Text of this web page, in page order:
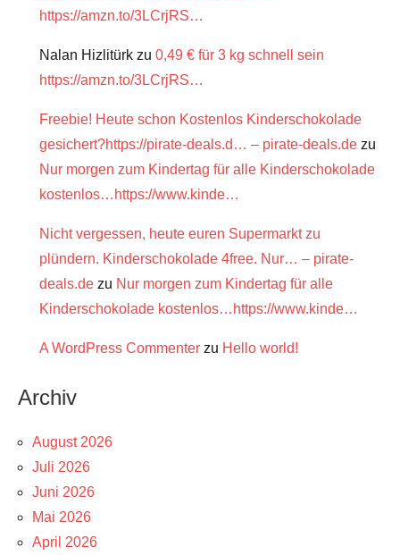
https://amzn.to/3LCrjRS…
Nalan Hizlitürk zu 0,49 € für 3 kg schnell sein
https://amzn.to/3LCrjRS…
Freebie! Heute schon Kostenlos Kinderschokolade
gesichert?https://pirate-deals.d… – pirate-deals.de zu
Nur morgen zum Kindertag für alle Kinderschokolade
kostenlos…https://www.kinde…
Nicht vergessen, heute euren Supermarkt zu
plündern. Kinderschokolade 4free. Nur… – pirate-
deals.de zu Nur morgen zum Kindertag für alle
Kinderschokolade kostenlos…https://www.kinde…
A WordPress Commenter zu Hello world!
Archiv
August 2026
Juli 2026
Juni 2026
Mai 2026
April 2026